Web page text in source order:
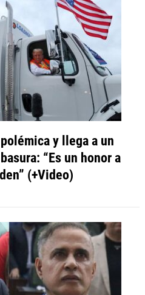
y llega a un
“Es un honor a
(+Video)